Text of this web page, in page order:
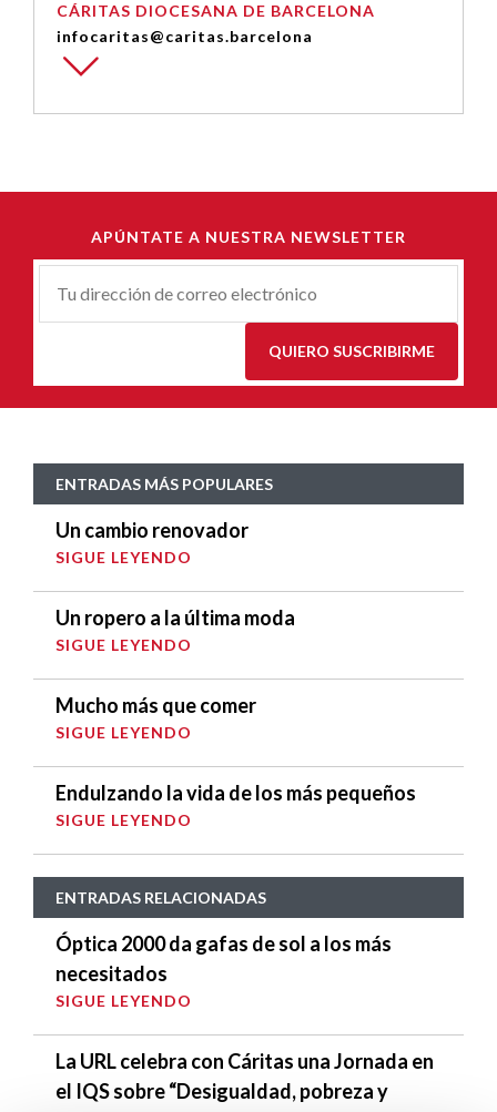
CÁRITAS DIOCESANA DE BARCELONA
infocaritas@caritas.barcelona
APÚNTATE A NUESTRA NEWSLETTER
Correu-
QUIERO SUSCRIBIRME
ENTRADAS MÁS POPULARES
Un cambio renovador
SIGUE LEYENDO
Un ropero a la última moda
SIGUE LEYENDO
Mucho más que comer
SIGUE LEYENDO
Endulzando la vida de los más pequeños
SIGUE LEYENDO
ENTRADAS RELACIONADAS
Óptica 2000 da gafas de sol a los más
necesitados
SIGUE LEYENDO
La URL celebra con Cáritas una Jornada en
el IQS sobre “Desigualdad, pobreza y